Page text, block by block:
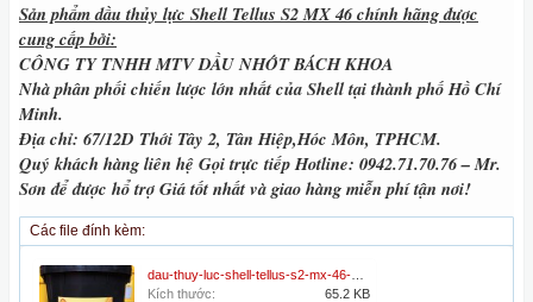
Sản phẩm dầu thủy lực Shell Tellus S2 MX 46 chính hãng được
cung cấp bởi:
CÔNG TY TNHH MTV DẦU NHỚT BÁCH KHOA
Nhà phân phối chiến lược lớn nhất của Shell tại thành phốHồ Chí
Minh.
Địa chỉ: 67/12D Thới Tây 2, Tân Hiệp,Hóc Môn, TPHCM.
Quý khách hàng liên hệ Gọi trực tiếpHotline: 0942.71.70.76 – Mr.
Sơnđể được hổ trợGiá tốt nhấtvà giao hàng miễn phí tận nơi!
Các file đính kèm:
Kích thước:
65.2 KB